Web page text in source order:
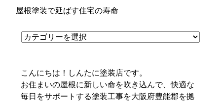
屋根塗装で延ばす住宅の寿命
こんにちは！しんたに塗装店です。
お住まいの屋根に新しい命を吹き込んで、快適な
毎日をサポートする塗装工事を大阪府豊能郡を拠